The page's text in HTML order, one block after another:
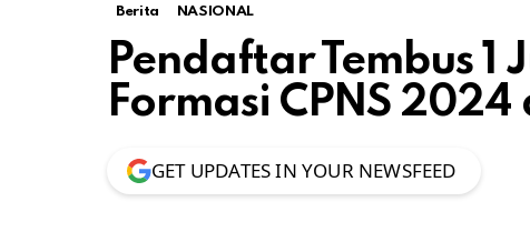
Berita NASIONAL
Pendaftar Tembus 1
Formasi CPNS
GET UPDATES IN YOUR NEWSFEED